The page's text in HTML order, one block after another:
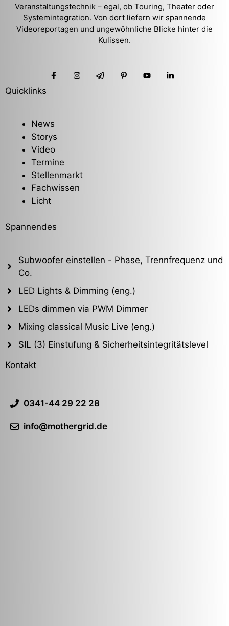
Veranstaltungstechnik – egal, ob Touring, Theater oder
Systemintegration. Von dort liefern wir spannende
Videoreportagen und ungewöhnliche Blicke hinter die
Kulissen.
Quicklinks
News
Storys
Video
Termine
Stellenmarkt
Fachwissen
Licht
Spannendes
Subwoofer einstellen - Phase, Trennfrequenz und
Co.
LED Lights & Dimming (eng.)
LEDs dimmen via PWM Dimmer
Mixing classical Music Live (eng.)
SIL (3) Einstufung & Sicherheitsintegritätslevel
Kontakt
0341-44 29 22 28
info@mothergrid.de